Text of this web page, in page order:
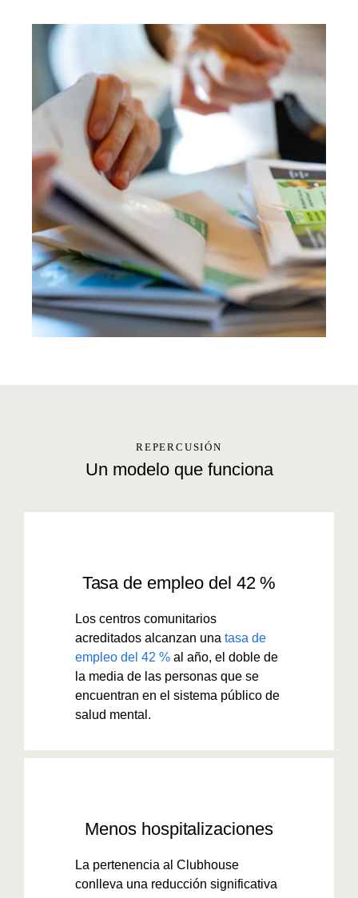
REPERCUSIÓN
Un modelo que funciona
Tasa de empleo del 42 %
Los centros comunitarios
acreditados alcanzan una tasa de
empleo del 42 %al año, el doble de
la media de las personas que se
encuentran en el sistema público de
salud mental.
Menos hospitalizaciones
La pertenencia al Clubhouse
conlleva una reducción significativa